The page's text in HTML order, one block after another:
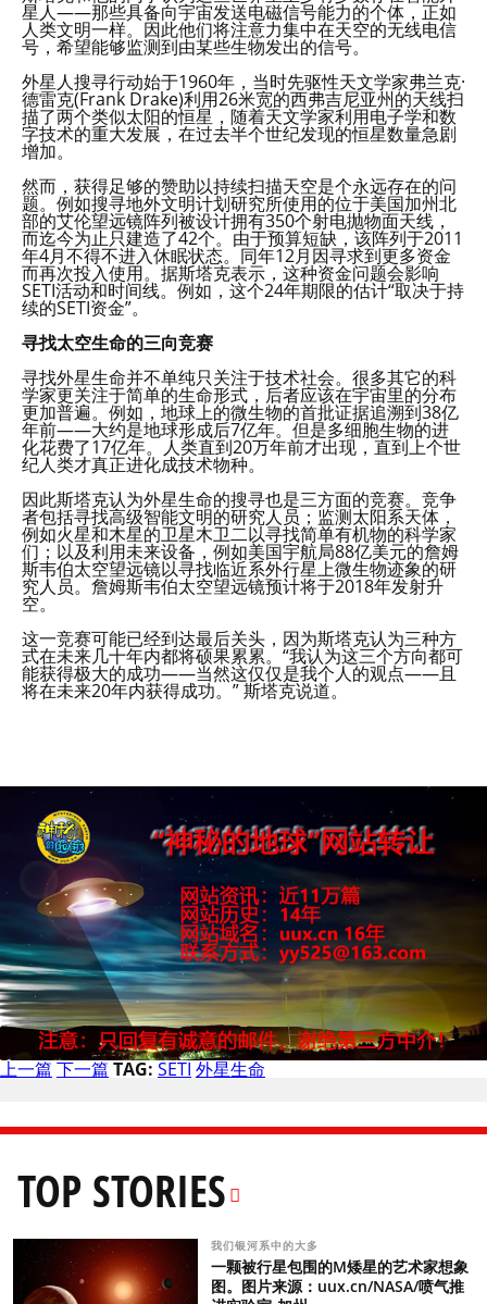
星人——那些具备向宇宙发送电磁信号能力的个体，正如
人类文明一样。因此他们将注意力集中在天空的无线电信
号，希望能够监测到由某些生物发出的信号。
外星人搜寻行动始于1960年，当时先驱性天文学家弗兰克·
德雷克(Frank Drake)利用26米宽的西弗吉尼亚州的天线扫
描了两个类似太阳的恒星，随着天文学家利用电子学和数
字技术的重大发展，在过去半个世纪发现的恒星数量急剧
增加。
然而，获得足够的赞助以持续扫描天空是个永远存在的问
题。例如搜寻地外文明计划研究所使用的位于美国加州北
部的艾伦望远镜阵列被设计拥有350个射电抛物面天线，
而迄今为止只建造了42个。由于预算短缺，该阵列于2011
年4月不得不进入休眠状态。同年12月因寻求到更多资金
而再次投入使用。据斯塔克表示，这种资金问题会影响
SETI活动和时间线。例如，这个24年期限的估计“取决于持
续的SETI资金”。
寻找太空生命的三向竞赛
寻找外星生命并不单纯只关注于技术社会。很多其它的科
学家更关注于简单的生命形式，后者应该在宇宙里的分布
更加普遍。例如，地球上的微生物的首批证据追溯到38亿
年前——大约是地球形成后7亿年。但是多细胞生物的进
化花费了17亿年。人类直到20万年前才出现，直到上个世
纪人类才真正进化成技术物种。
因此斯塔克认为外星生命的搜寻也是三方面的竞赛。竞争
者包括寻找高级智能文明的研究人员；监测太阳系天体，
例如火星和木星的卫星木卫二以寻找简单有机物的科学家
们；以及利用未来设备，例如美国宇航局88亿美元的詹姆
斯韦伯太空望远镜以寻找临近系外行星上微生物迹象的研
究人员。詹姆斯韦伯太空望远镜预计将于2018年发射升
空。
这一竞赛可能已经到达最后关头，因为斯塔克认为三种方
式在未来几十年内都将硕果累累。“我认为这三个方向都可
能获得极大的成功——当然这仅仅是我个人的观点——且
将在未来20年内获得成功。” 斯塔克说道。
上一篇 下一篇 TAG: SETI 外星生命
TOP STORIES
我们银河系中的大多
一颗被行星包围的M矮星的艺术家想象
图。图片来源：uux.cn/NASA/喷气推